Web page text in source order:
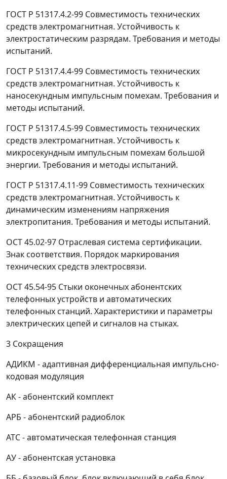
ГОСТ Р 51317.4.2-99 Совместимость технических
средств электромагнитная. Устойчивость к
электростатическим разрядам. Требования и методы
испытаний.
ГОСТ Р 51317.4.4-99 Совместимость технических
средств электромагнитная. Устойчивость к
наносекундным импульсным помехам. Требования и
методы испытаний.
ГОСТ Р 51317.4.5-99 Совместимость технических
средств электромагнитная. Устойчивость к
микросекундным импульсным помехам большой
энергии. Требования и методы испытаний.
ГОСТ Р 51317.4.11-99 Совместимость технических
средств электромагнитная. Устойчивость к
динамическим изменениям напряжения
электропитания. Требования и методы испытаний.
ОСТ 45.02-97 Отраслевая система сертификации.
Знак соответствия. Порядок маркирования
технических средств электросвязи.
ОСТ 45.54-95 Стыки оконечных абонентских
телефонных устройств и автоматических
телефонных станций. Характеристики и параметры
электрических цепей и сигналов на стыках.
3 Сокращения
АДИКМ - адаптивная дифференциальная импульсно-
кодовая модуляция
АК - абонентский комплект
АРБ - абонентский радиоблок
АТС - автоматическая телефонная станция
АУ - абонентская установка